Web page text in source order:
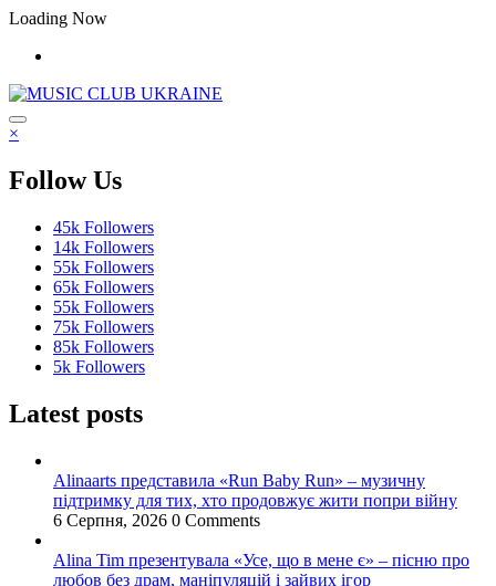
Перейти
контенту
Loading Now
×
Follow Us
45k Followers
14k Followers
55k Followers
65k Followers
55k Followers
75k Followers
85k Followers
5k Followers
Latest posts
Alinaarts представила «Run Baby Run» – музичну
підтримку для тих, хто продовжує жити попри війну
6 Серпня, 2026 0 Comments
Alina Tim презентувала «Усе, що в мене є» – пісню про
любов без драм, маніпуляцій і зайвих ігор